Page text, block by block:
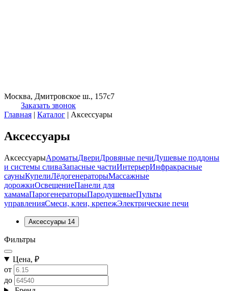
Москва, Дмитровское ш., 157с7
Заказать звонок
Главная | Каталог | Аксессуары
Аксессуары
АксессуарыАроматыДвериДровяные печиДушевые поддоны
и системы сливаЗапасные частиИнтерьерИнфракрасные
сауныКупелиЛёдогенераторыМассажные
дорожкиОсвещениеПанели для
хамамаПарогенераторыПародушевыеПульты
управленияСмеси, клеи, крепежЭлектрические печи
Аксессуары 14
Фильтры
Цена, ₽
от
до